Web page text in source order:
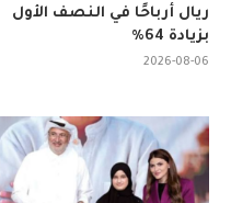
ريال أرباحًا في النصف الأول
بزيادة 64%
2026-08-06